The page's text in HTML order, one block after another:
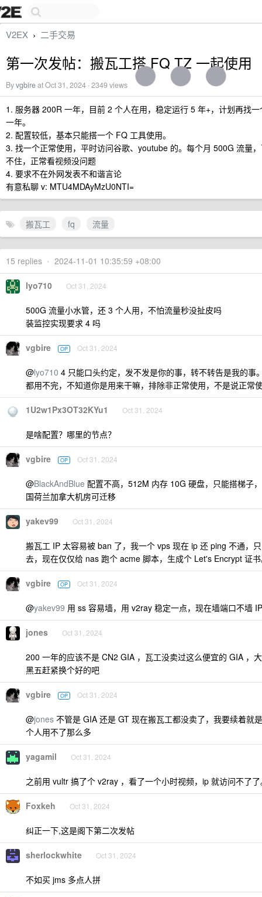
V2EX › 二手交易
第一次发帖：搬瓦工搭 FQ TZ 一起使用
Byvgbireat Oct 31, 2024 · 2349 views
1. 服务器 200R 一年，目前 2 个人在用，稳定运行 5 年+，计划再找
一年。
2. 配置较低，基本只能搭一个 FQ 工具使用。
3. 找一个正常使用，平时访问谷歌、youtube 的。每个月 500G 流量
不住，正常看视频没问题
4. 要求不在外网发表不和谐言论
有意私聊 v: MTU4MDAyMzU0NTI=
搬瓦工 fq 流量
15 replies • 2024-11-01 10:35:59 +08:00
lyo710 Oct 31, 2024
500G 流量小水管，还 3 个人用，不怕流量秒没扯皮吗
装监控实现要求 4 吗
vgbire OP Oct 31, 2024
@lyo710 4 只能口头约定，发不发是你的事，转不转告是我的事
都用不完，不知道你是用来干嘛，排除非正常使用，不是说正常
1U2w1Px3OT32KYu1 Oct 31, 2024
是啥配置？哪里的节点？
vgbire OP Oct 31, 2024
@BlackAndBlue 配置不高，512M 内存 10G 硬盘，只能搭梯子
国荷兰加拿大机房可迁移
yakev99 Oct 31, 2024
搬瓦工 IP 太容易被 ban 了，我一个 vps 现在 ip 还 ping 不通，
去，现在仅仅给 nas 跑个 acme 脚本，生成个 Let's Encrypt 证
vgbire OP Oct 31, 2024
@yakev99 用 ss 容易墙，用 v2ray 稳定一点，现在墙端口不墙
jones Oct 31, 2024
200 一年的应该不是 CN2 GIA ，瓦工没卖过这么便宜的 GIA ，
黑五赶紧换个好的吧
vgbire OP Oct 31, 2024
@jones 不管是 GIA 还是 GT 现在搬瓦工都没卖了，我要续着就
个人用不了那么多
yagamil Oct 31, 2024
之前用 vultr 搞了个 v2ray ，看了一个小时视频，ip 就访问不了
Foxkeh Oct 31, 2024
纠正一下,这是阁下第二次发帖
sherlockwhite Oct 31, 2024
不如买 jms 多点人拼